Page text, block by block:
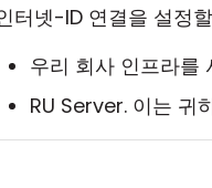
터넷-ID 연결을 설정
우리 회사 인프라를
RU Server. 이는 귀